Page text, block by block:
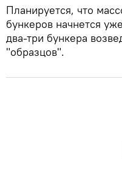
Планируется, что
бункеров начнется
два-три бункера
"образцов".